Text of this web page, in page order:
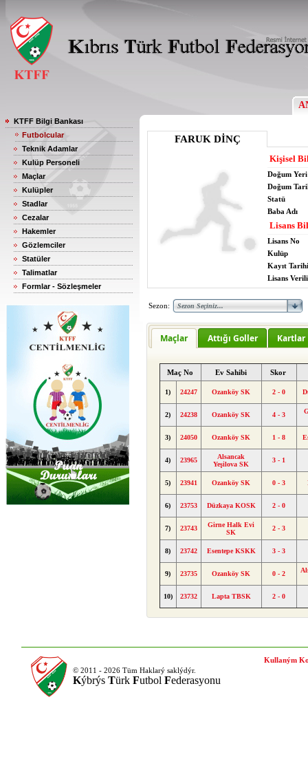
KTFF Bilgi Bankası
Futbolcular
Teknik Adamlar
Kulüp Personeli
Maçlar
Kulüpler
Stadlar
Cezalar
Hakemler
Gözlemciler
Statüler
Talimatlar
Formlar - Sözleşmeler
FARUK DİNÇ
Kişisel
Doğum Yeri
Doğum
Statü
Baba Adı
Lisans
Lisans No
Kulüp
Kayıt Tarihi
Lisans
Sezon:
Maçlar Attığı Goller Kartlar
Maç No Ev Sahibi Skor
1) 24247 Ozanköy SK 2 - 0
2) 24238 Ozanköy SK 4 - 3
3) 24050 Ozanköy SK 1 - 8
4) 23965
Alsancak
Yeşilova SK
3 - 1
5) 23941 Ozanköy SK 0 - 3
6) 23753 Düzkaya KOSK 2 - 0
7) 23743
Girne Halk Evi
SK
2 - 3
8) 23742 Esentepe KSKK 3 - 3
9) 23735 Ozanköy SK 0 - 2
10) 23732 Lapta TBSK 2 - 0
© 2011 - 2026 Tüm Haklarý saklýdýr.
Kýbrýs Türk Futbol Federasyonu
Kullaným